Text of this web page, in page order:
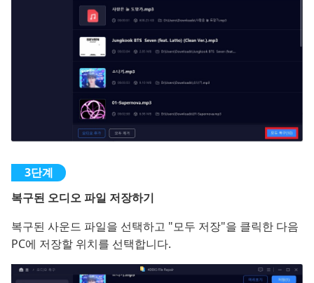
복구된 오디오 파일 저장하기
복구된 사운드 파일을 선택하고 "모두 저장"을 클릭한 다음
PC에 저장할 위치를 선택합니다.